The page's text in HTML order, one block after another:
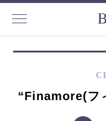
“Finamore(フ